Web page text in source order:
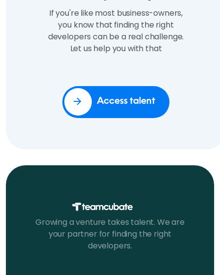
If you're like most business-owners,
you know that finding the right
developers can be a real challenge.
Let us help you with that
Access talent
Growing a venture takes talent. We are
your partner for finding the right
developers.